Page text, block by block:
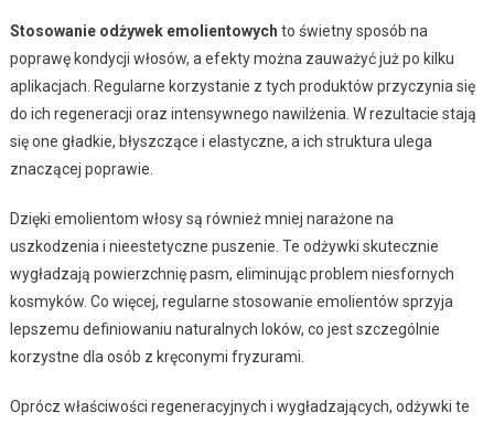
Stosowanie odżywek emolientowych to świetny sposób na
poprawę kondycji włosów, a efekty można zauważyć już po kilku
aplikacjach. Regularne korzystanie z tych produktów przyczynia się
do ich regeneracji oraz intensywnego nawilżenia. W rezultacie stają
się one gładkie, błyszczące i elastyczne, a ich struktura ulega
znaczącej poprawie.
Dzięki emolientom włosy są również mniej narażone na
uszkodzenia i nieestetyczne puszenie. Te odżywki skutecznie
wygładzają powierzchnię pasm, eliminując problem niesfornych
kosmyków. Co więcej, regularne stosowanie emolientów sprzyja
lepszemu definiowaniu naturalnych loków, co jest szczególnie
korzystne dla osób z kręconymi fryzurami.
Oprócz właściwości regeneracyjnych i wygładzających, odżywki te